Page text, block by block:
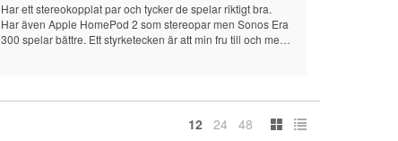
Har ett stereokopplat par och tycker de spelar riktigt bra.
Har även Apple HomePod 2 som stereopar men Sonos Era
300 spelar bättre. Ett styrketecken är att min fru till och med
12 24 48